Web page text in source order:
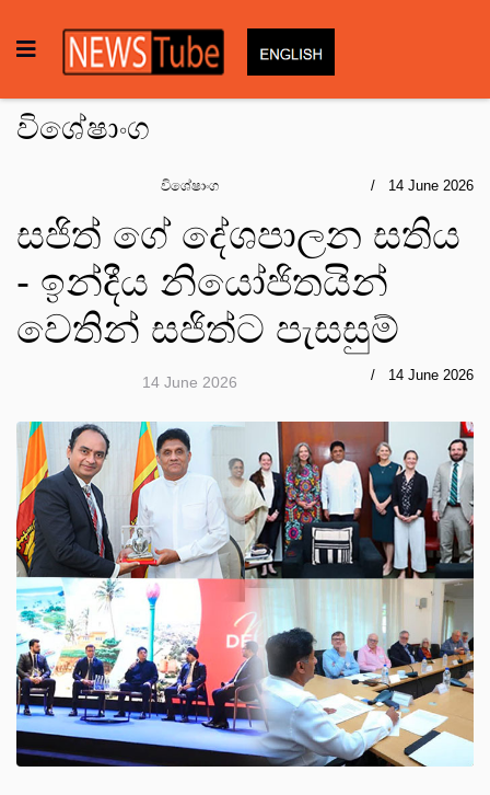
විශේෂාංග
විශේෂාංග 14 June 2026
සජිත් ගේ දේශපාලන සතිය
- ඉන්දීය නියෝජිතයින්
වෙතින් සජිත්ට පැසසුම්
14 June 2026 14 June 2026